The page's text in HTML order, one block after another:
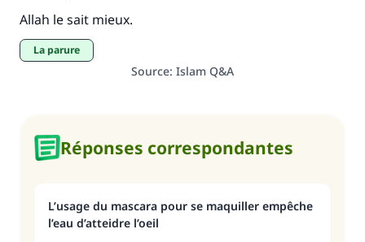
Allah le sait mieux.
La parure
Source: Islam Q&A
Réponses correspondantes
L’usage du mascara pour se maquiller empêche
l’eau d’atteidre l’oeil
même récompense que celui qui le fait."